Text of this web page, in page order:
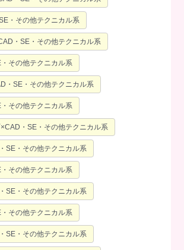
・その他テクニカル系
・SE・その他テクニカル系
その他テクニカル系
・SE・その他テクニカル系
その他テクニカル系
・SE・その他テクニカル系
SE・その他テクニカル系
その他テクニカル系
SE・その他テクニカル系
その他テクニカル系
SE・その他テクニカル系